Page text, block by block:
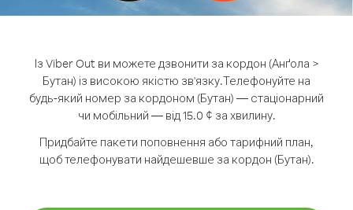
Із Viber Out ви можете дзвонити за кордон (Анґола >
Бутан) із високою якістю зв'язку.Телефонуйте на
будь-який номер за кордоном (Бутан) — стаціонарний
чи мобільний — від 15.0 ¢ за хвилину.
Придбайте пакети поповнення або тарифний план,
щоб телефонувати найдешевше за кордон (Бутан).